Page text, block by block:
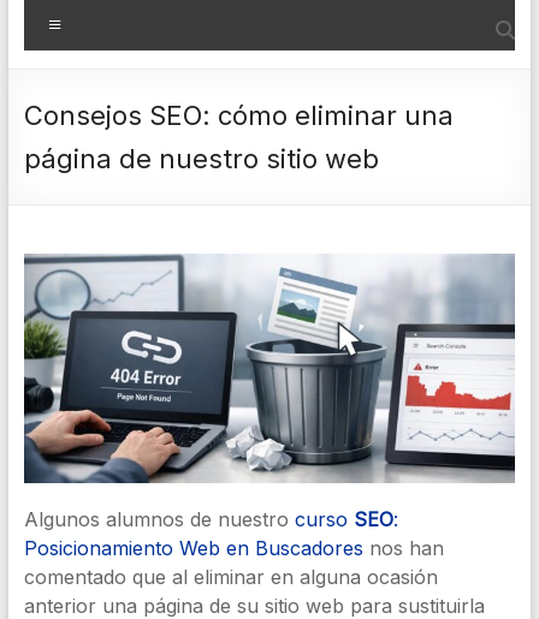
Consejos SEO: cómo eliminar una
página de nuestro sitio web
Algunos alumnos de nuestro curso SEO:
Posicionamiento Web en Buscadores nos han
comentado que al eliminar en alguna ocasión
anterior una página de su sitio web para sustituirla